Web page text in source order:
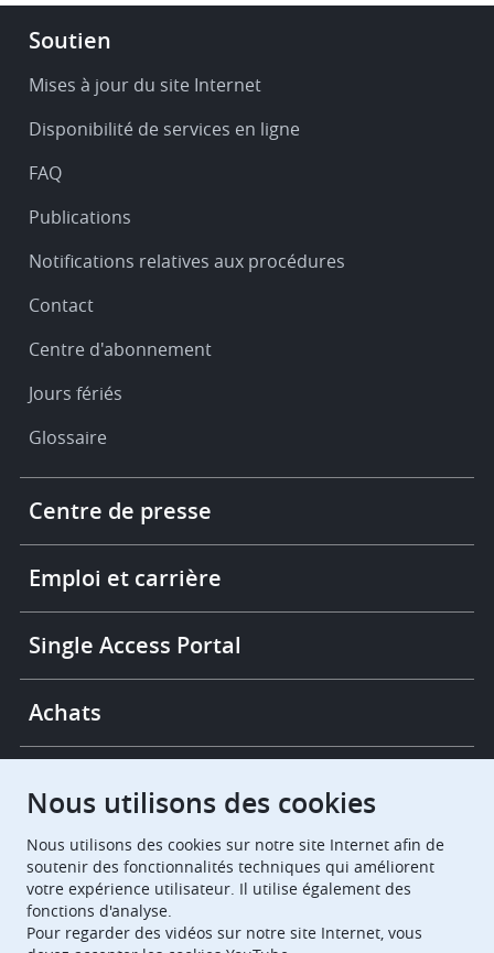
Footer
Service
support
Soutien
Mises à jour du site Internet
Disponibilité de services en ligne
FAQ
Publications
Notifications relatives aux procédures
Contact
Centre d'abonnement
Jours fériés
Glossaire
More
links
Centre de presse
Emploi et carrière
Single Access Portal
Achats
European Patent Office EPO Jobs
EuropeanPatentOffice
Nous utilisons des cookies
Nous utilisons des cookies sur notre site Internet afin de
soutenir des fonctionnalités techniques qui améliorent
votre expérience utilisateur. Il utilise également des
fonctions d'analyse.
Pour regarder des vidéos sur notre site Internet, vous